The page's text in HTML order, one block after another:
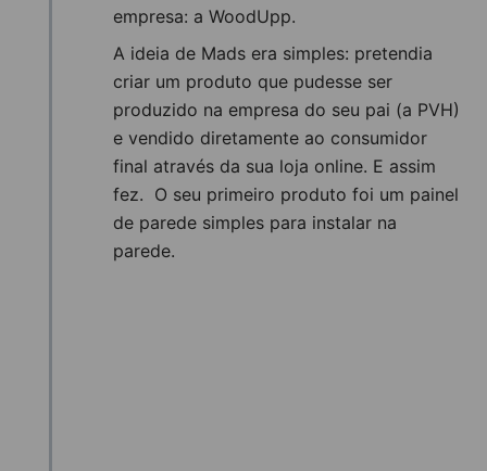
empresa: a WoodUpp.
A ideia de Mads era simples: pretendia
criar um produto que pudesse ser
produzido na empresa do seu pai (a PVH)
e vendido diretamente ao consumidor
final através da sua loja online. E assim
fez. O seu primeiro produto foi um painel
de parede simples para instalar na
parede.